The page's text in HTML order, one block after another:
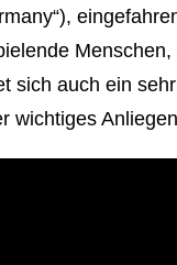
sich auch ein
wichtiges